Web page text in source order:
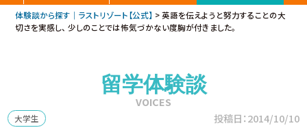
体験談から探す｜ラストリゾート【公式】 >英語を伝えようと努力することの大
切さを実感し、 少しのことでは怖気づかない度胸が付きました。
留学体験談
VOICES
大学生 投稿日：2014/10/10